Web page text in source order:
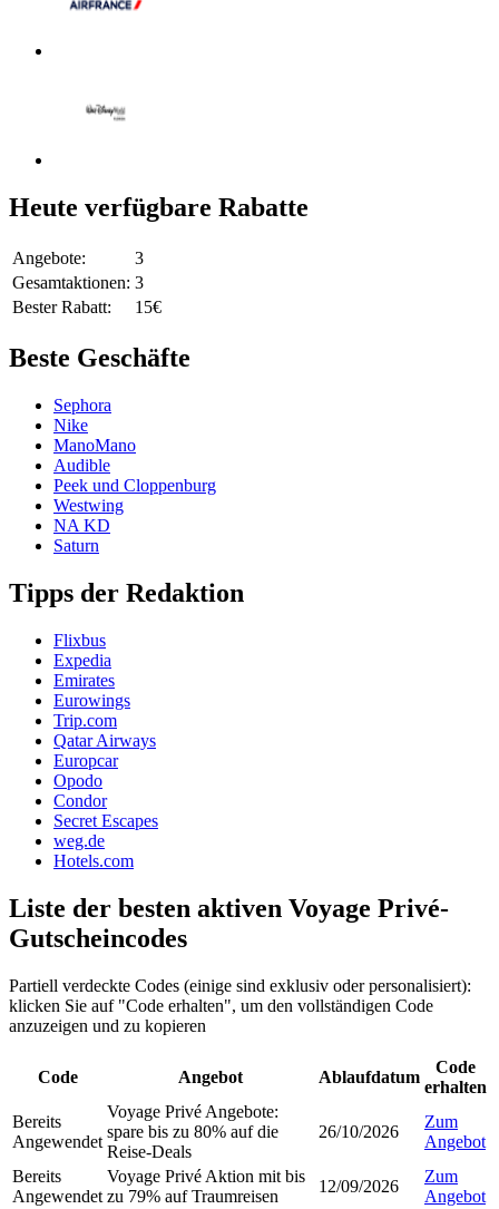
Heute verfügbare Rabatte
Angebote:
3
Gesamtaktionen: 3
Bester Rabatt:
15€
Beste Geschäfte
Sephora
Nike
ManoMano
Audible
Peek und Cloppenburg
Westwing
NA KD
Saturn
Tipps der Redaktion
Flixbus
Expedia
Emirates
Eurowings
Trip.com
Qatar Airways
Europcar
Opodo
Condor
Secret Escapes
weg.de
Hotels.com
Liste der besten aktiven Voyage Privé-
Gutscheincodes
Partiell verdeckte Codes (einige sind exklusiv oder personalisiert):
klicken Sie auf "Code erhalten", um den vollständigen Code
anzuzeigen und zu kopieren
Code Angebot Ablaufdatum
Code
erhalten
Bereits
Angewendet
Voyage Privé Angebote:
spare bis zu 80% auf die
Reise-Deals
26/10/2026
Zum
Angebot
Bereits
Angewendet
Voyage Privé Aktion mit bis
zu 79% auf Traumreisen
12/09/2026
Zum
Angebot